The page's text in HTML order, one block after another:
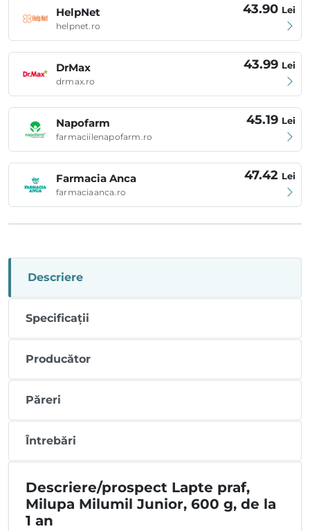
HelpNet
helpnet.ro
43.90 Lei
DrMax
drmax.ro
43.99 Lei
Napofarm
farmaciilenapofarm.ro
45.19 Lei
Farmacia Anca
farmaciaanca.ro
47.42 Lei
Descriere
Specificații
Producător
Păreri
Întrebări
Descriere/prospect Lapte praf,
Milupa Milumil Junior, 600 g, de la
1 an